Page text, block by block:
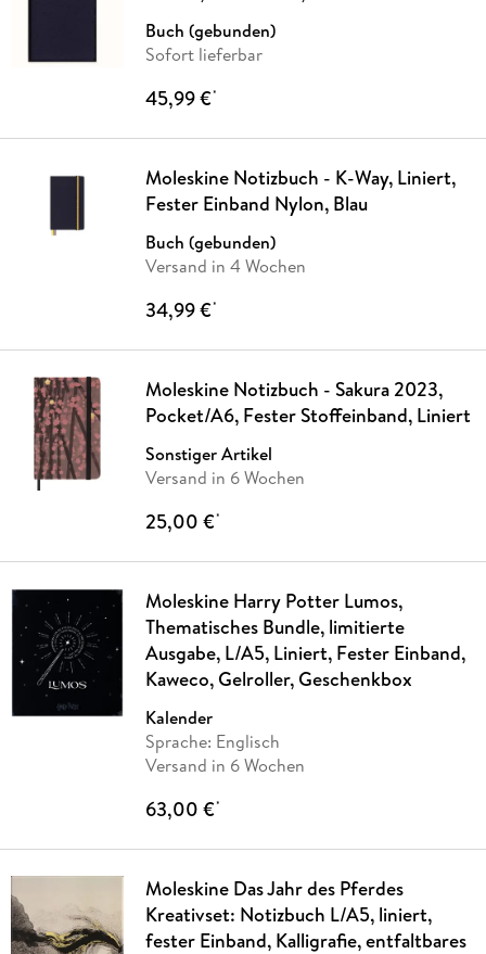
Buch (gebunden)
Sofort lieferbar
45,99 €*
Moleskine Notizbuch - K-Way, Liniert,
Fester Einband Nylon, Blau
Buch (gebunden)
Versand in 4 Wochen
34,99 €*
Moleskine Notizbuch - Sakura 2023,
Pocket/A6, Fester Stoffeinband, Liniert
Sonstiger Artikel
Versand in 6 Wochen
25,00 €*
Moleskine Harry Potter Lumos,
Thematisches Bundle, limitierte
Ausgabe, L/A5, Liniert, Fester Einband,
Kaweco, Gelroller, Geschenkbox
Kalender
Sprache: Englisch
Versand in 6 Wochen
63,00 €*
Moleskine Das Jahr des Pferdes
Kreativset: Notizbuch L/A5, liniert,
fester Einband, Kalligrafie, entfaltbares